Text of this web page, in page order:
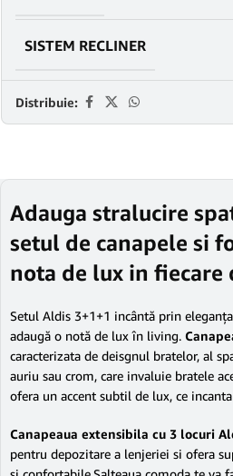
SISTEM RECLINER
Distribuie:
Adauga stralucire
setul de canapele si
nota de lux in fiecare
Setul Aldis 3+1+1 incântă prin
adaugă o notă de lux în living.
caracterizata de deisgnul bratelor, al
auriu sau crom, care invaluie bratele
ofera un accent subtil de lux, ce
Canapeaua extensibila cu 3 locuri
pentru depozitare a lenjeriei si ofera